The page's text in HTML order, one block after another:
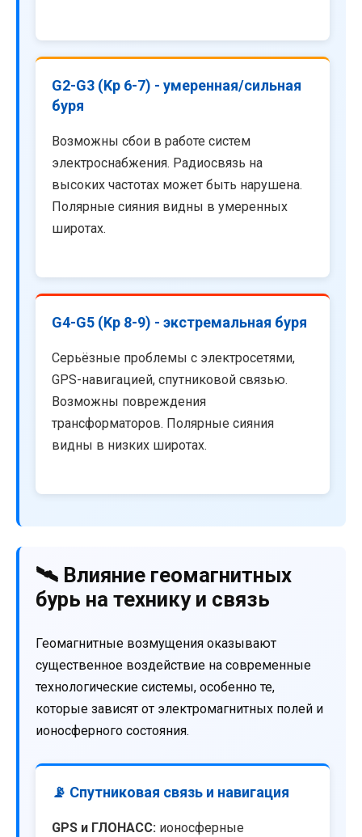
G2-G3 (Kp 6-7) - умеренная/сильная
буря
Возможны сбои в работе систем
электроснабжения. Радиосвязь на
высоких частотах может быть нарушена.
Полярные сияния видны в умеренных
широтах.
G4-G5 (Kp 8-9) - экстремальная буря
Серьёзные проблемы с электросетями,
GPS-навигацией, спутниковой связью.
Возможны повреждения
трансформаторов. Полярные сияния
видны в низких широтах.
🛰️ Влияние геомагнитных
бурь на технику и связь
Геомагнитные возмущения оказывают
существенное воздействие на современные
технологические системы, особенно те,
которые зависят от электромагнитных полей и
ионосферного состояния.
📡 Спутниковая связь и навигация
GPS и ГЛОНАСС: ионосферные